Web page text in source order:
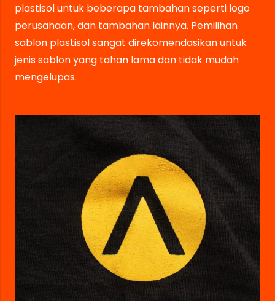
plastisol untuk beberapa tambahan seperti logo
perusahaan, dan tambahan lainnya. Pemilihan
sablon plastisol sangat direkomendasikan untuk
jenis sablon yang tahan lama dan tidak mudah
mengelupas.